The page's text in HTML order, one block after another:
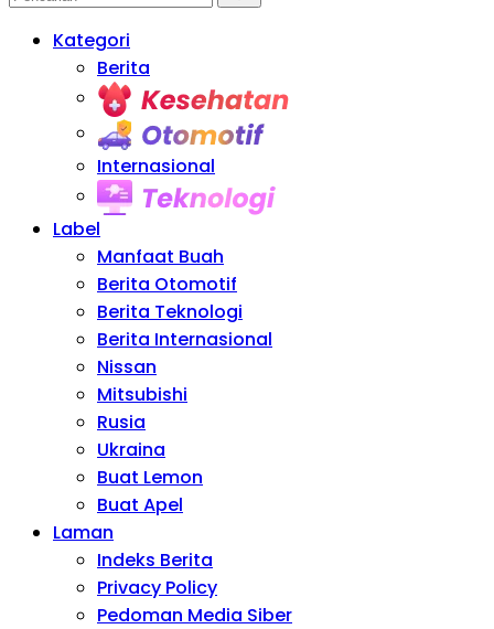
Kategori
Berita
Internasional
Label
Manfaat Buah
Berita Otomotif
Berita Teknologi
Berita Internasional
Nissan
Mitsubishi
Rusia
Ukraina
Buat Lemon
Buat Apel
Laman
Indeks Berita
Privacy Policy
Pedoman Media Siber